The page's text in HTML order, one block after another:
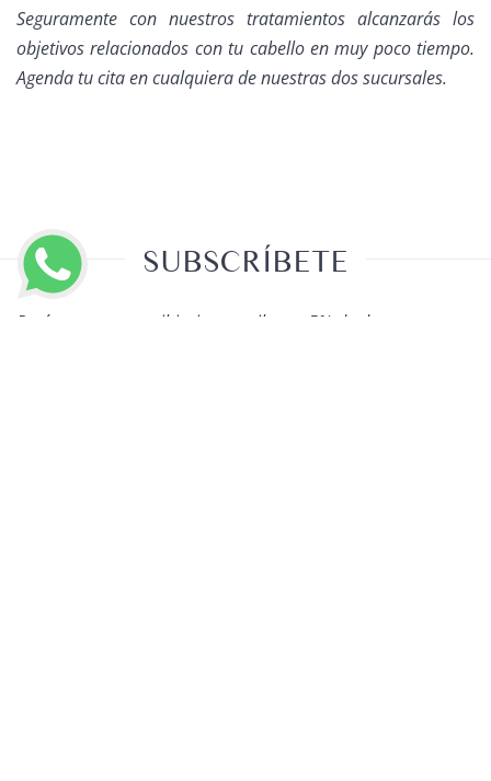
Seguramente con nuestros tratamientos alcanzarás los
objetivos relacionados con tu cabello en muy poco tiempo.
Agenda tu cita en cualquiera de nuestras dos sucursales.
SUBSCRÍBETE
Regístrate para recibir tips y recibe un 5% de descuento en